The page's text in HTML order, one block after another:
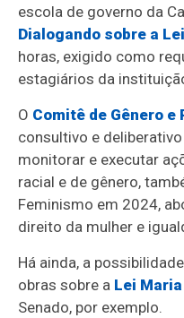
escola de governo da
Dialogando sobre a
horas, exigido como
estagiários da
O Comitê de Gênero e
consultivo e
monitorar e executar
racial e de gênero,
Feminismo em 2024,
direito da mulher e
Há ainda, a
obras sobre a Lei
Senado, por exemplo.